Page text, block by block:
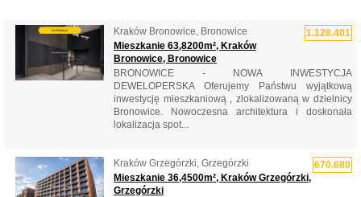
1.128.401
Kraków Bronowice, Bronowice
Mieszkanie 63,8200m², Kraków
Bronowice, Bronowice
BRONOWICE - NOWA INWESTYCJA
DEWELOPERSKA Oferujemy Państwu wyjątkową
inwestycję mieszkaniową , zlokalizowaną w dzielnicy
Bronowice. Nowoczesna architektura i doskonała
lokalizacja spot...
670.680
Kraków Grzegórzki, Grzegórzki
Mieszkanie 36,4500m², Kraków Grzegórzki,
Grzegórzki